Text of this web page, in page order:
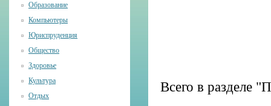
Всего в разделе
Образование
Компьютеры
Юриспруденция
Общество
Здоровье
Культура
Отдых